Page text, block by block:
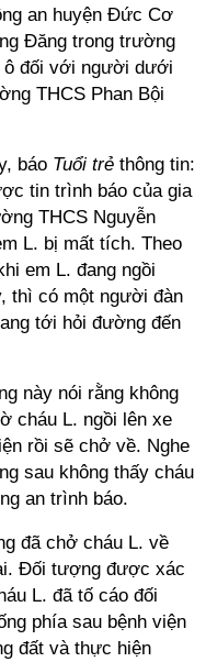
an huyện Đức Cơ
Đăng trong trường
ô đối với người dưới
THCS Phan Bội
báo Tuổi trẻ thông tin:
tin trình báo của gia
THCS Nguyễn
L. bị mất tích. Theo
em L. đang ngồi
thì có một người đàn
tới hỏi đường đến
này nói rằng không
cháu L. ngồi lên xe
rồi sẽ chở về. Nghe
sau không thấy cháu
an trình báo.
đã chở cháu L. về
Đối tượng được xác
L. đã tố cáo đối
phía sau bệnh viện
đất và thực hiện